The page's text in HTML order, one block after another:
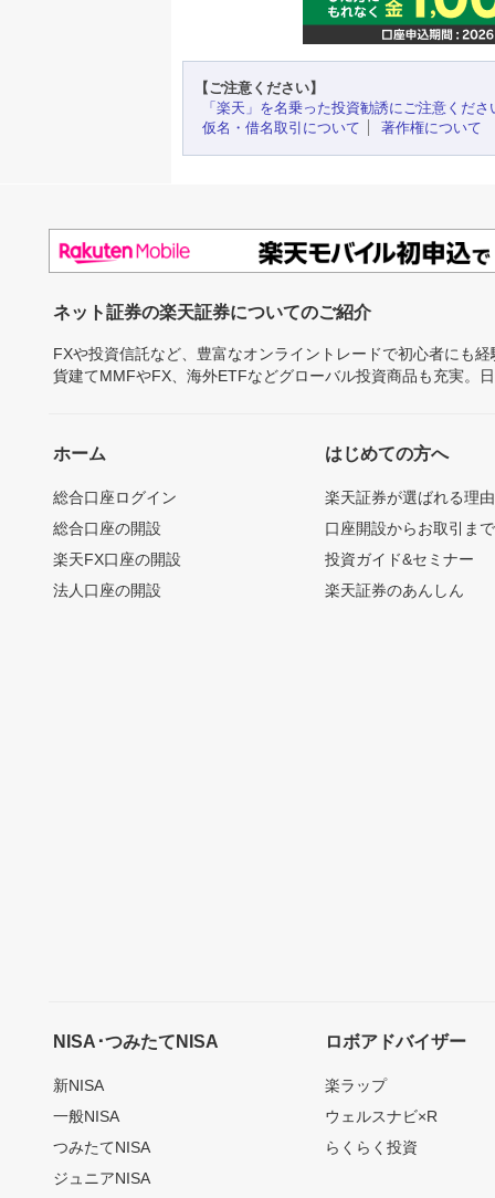
【ご注意ください】
「楽天」を名乗った投資勧誘にご注意くださ
仮名・借名取引について
著作権について
ネット証券の楽天証券についてのご紹介
FXや投資信託など、豊富なオンライントレードで初心者にも
貨建てMMFやFX、海外ETFなどグローバル投資商品も充実。
ホーム
総合口座ログイン
総合口座の開設
楽天FX口座の開設
法人口座の開設
はじめての方へ
楽天証券が選ばれる理由
口座開設からお取引ま
投資ガイド&セミナー
楽天証券のあんしん
NISA･つみたてNISA
新NISA
一般NISA
つみたてNISA
ジュニアNISA
ロボアドバイザー
楽ラップ
ウェルスナビ×R
らくらく投資